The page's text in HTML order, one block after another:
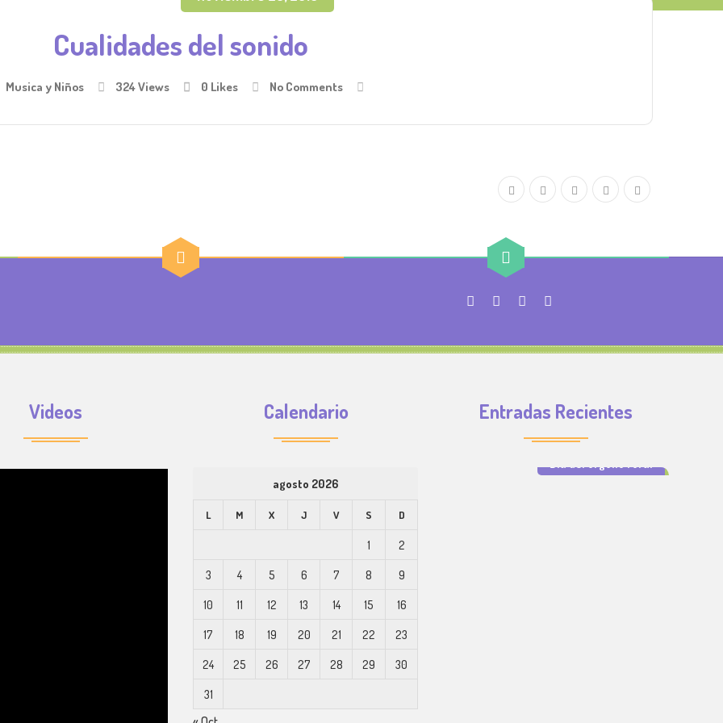
Cualidades del sonido
Musica y Niños 324 Views 0 Likes No Comments
Videos Calendario
agosto 2026
L M X J V S D
1 2
3 4 5 6 7 8 9
10 11 12 13 14 15 16
17 18 19 20 21 22 23
24 25 26 27 28 29 30
31
Entradas Recientes